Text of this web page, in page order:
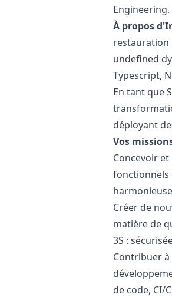
Engineering.
À propos
restauration
undefined
Typescript,
En tant que
déployant
Vos
Concevoir
Créer de
matière de
3S :
Contribuer
de code, CI/